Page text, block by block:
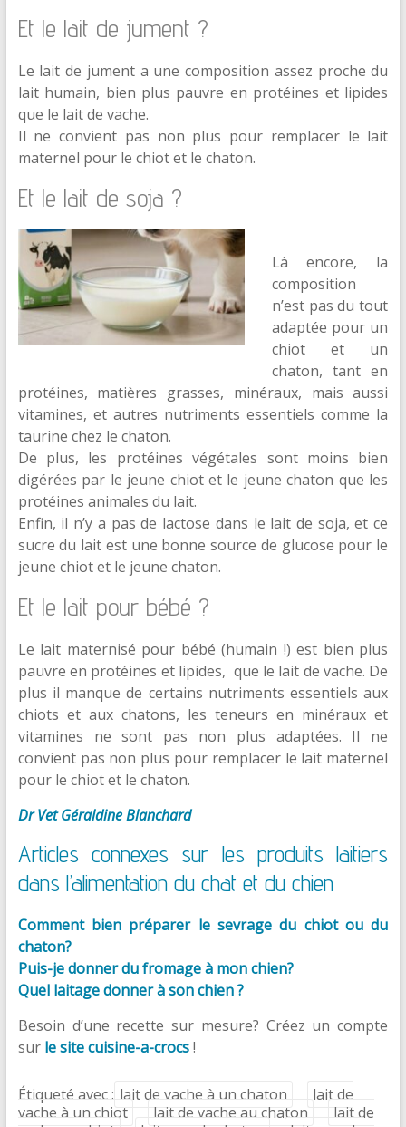
Et le lait de jument ?
Le lait de jument a une composition assez proche du
lait humain, bien plus pauvre en protéines et lipides
que le lait de vache.
Il ne convient pas non plus pour remplacer le lait
maternel pour le chiot et le chaton.
Et le lait de soja ?
Là encore, la
composition
n’est pas du tout
adaptée pour un
chiot et un
chaton, tant en
protéines, matières grasses, minéraux, mais aussi
vitamines, et autres nutriments essentiels comme la
taurine chez le chaton.
De plus, les protéines végétales sont moins bien
digérées par le jeune chiot et le jeune chaton que les
protéines animales du lait.
Enfin, il n’y a pas de lactose dans le lait de soja, et ce
sucre du lait est une bonne source de glucose pour le
jeune chiot et le jeune chaton.
Et le lait pour bébé ?
Le lait maternisé pour bébé (humain !) est bien plus
pauvre en protéines et lipides, que le lait de vache. De
plus il manque de certains nutriments essentiels aux
chiots et aux chatons, les teneurs en minéraux et
vitamines ne sont pas non plus adaptées. Il ne
convient pas non plus pour remplacer le lait maternel
pour le chiot et le chaton.
Dr Vet Géraldine Blanchard
Articles connexes sur les produits laitiers
dans l’alimentation du chat et du chien
Comment bien préparer le sevrage du chiot ou du
chaton?
Puis-je donner du fromage à mon chien?
Quel laitage donner à son chien ?
Besoin d’une recette sur mesure? Créez un compte
sur le site cuisine-a-crocs!
Étiqueté avec : lait de vache à un chaton
lait de
vache à un chiot
lait de vache au chaton
lait de